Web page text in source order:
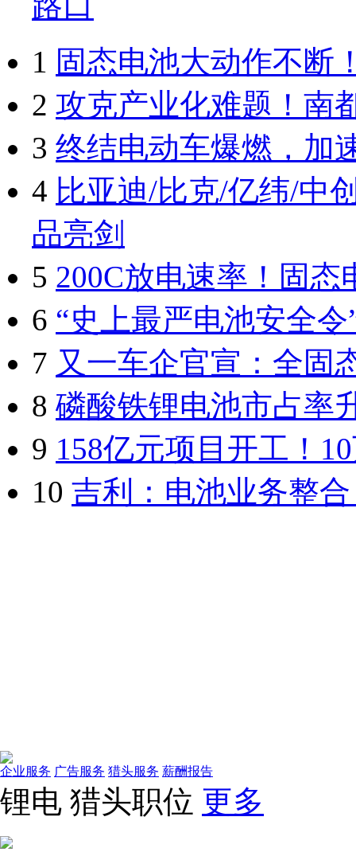
1 固态电池大动作不断
2 攻克产业化难题！南
3 终结电动车爆燃，加
4 比亚迪/比克/亿纬/中
品亮剑
5 200C放电速率！固
6 “史上最严电池安全
7 又一车企官宣：全固
8 磷酸铁锂电池市占率
9 158亿元项目开工！
10 吉利：电池业务整
企业服务 广告服务 猎头服务 薪酬报告
锂电 猎头职位 更多